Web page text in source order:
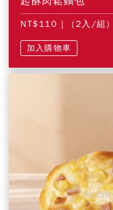
NT$110 | (2入/組)
加入購物車